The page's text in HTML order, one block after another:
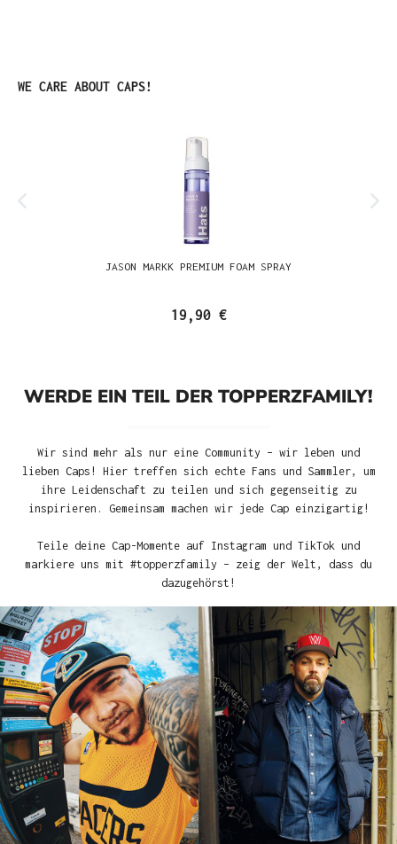
Produktgalerie überspringen
WE CARE ABOUT CAPS!
JASON MARKK PREMIUM FOAM SPRAY
19,90 €
WERDE EIN TEIL DER TOPPERZFAMILY!
Wir sind mehr als nur eine Community – wir leben und
lieben Caps! Hier treffen sich echte Fans und Sammler, um
ihre Leidenschaft zu teilen und sich gegenseitig zu
inspirieren. Gemeinsam machen wir jede Cap einzigartig!
Teile deine Cap-Momente auf Instagram und TikTok und
markiere uns mit #topperzfamily – zeig der Welt, dass du
dazugehörst!